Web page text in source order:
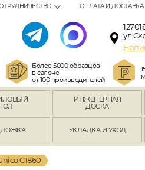
ОПЛАТА И ДОСТАВКА
Более 5000 образцов
в салоне
от 100 производителей
ИНЖЕНЕРНАЯ
ДОСКА
УКЛАДКА И УХОД
C1860